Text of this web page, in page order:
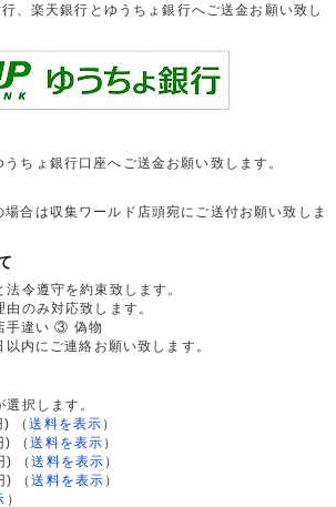
、楽天銀行とゆうちょ銀行へご送金お願い致し
ちょ銀行口座へご送金お願い致します。
合は収集ワールド店頭宛にご送付お願い致しま
令遵守を約束致します。
のみ対応致します。
手違い ③ 偽物
内にご連絡お願い致します。
択します。
)
（送料を表示 ）
)
（送料を表示 ）
)
（送料を表示 ）
)
（送料を表示 ）
）